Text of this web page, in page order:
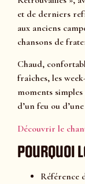
et de derniers
aux anciens
chansons de
Chaud,
fraîches, les
moments
d’un feu ou
Découvrir le
Pourquoi
Référence